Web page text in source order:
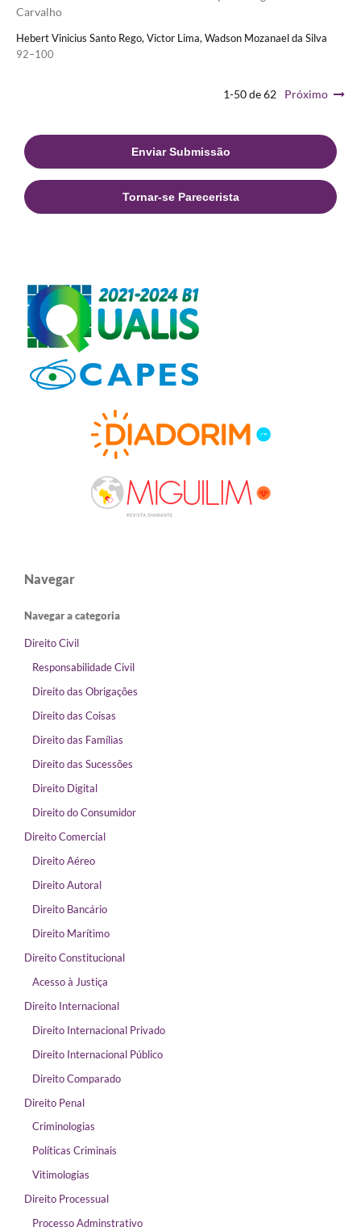
Carvalho
Hebert Vinicius Santo Rego, Victor Lima, Wadson Mozanael da Silva
92–100
1-50 de 62 Próximo
Enviar Submissão
Tornar-se Parecerista
Navegar
Navegar a categoria
Direito Civil
Responsabilidade Civil
Direito das Obrigações
Direito das Coisas
Direito das Famílias
Direito das Sucessões
Direito Digital
Direito do Consumidor
Direito Comercial
Direito Aéreo
Direito Autoral
Direito Bancário
Direito Marítimo
Direito Constitucional
Acesso à Justiça
Direito Internacional
Direito Internacional Privado
Direito Internacional Público
Direito Comparado
Direito Penal
Criminologias
Políticas Criminais
Vitimologias
Direito Processual
Processo Adminstrativo